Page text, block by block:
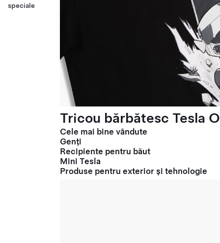
speciale
Tricou bărbătesc Tesla
Cele mai bine vândute
Genți
Recipiente pentru băut
Mini Tesla
Produse pentru exterior și tehnologie